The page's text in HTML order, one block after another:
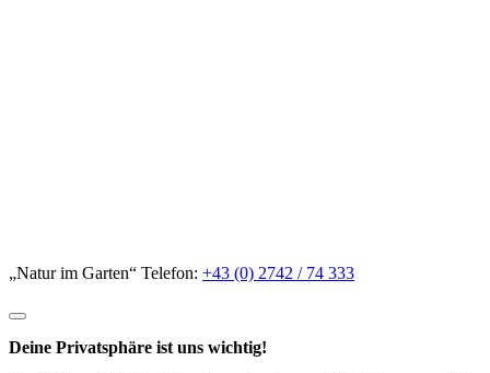
„Natur im Garten“ Telefon: +43 (0) 2742 / 74 333
Deine Privatsphäre ist uns wichtig!